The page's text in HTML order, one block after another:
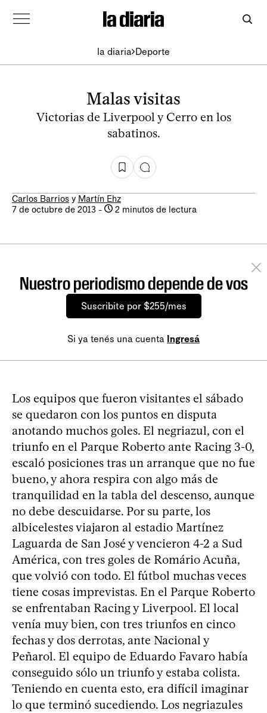
la diaria Deporte
Malas visitas
Victorias de Liverpool y Cerro en los
sabatinos.
Carlos Barrios y Martín Ehz
7 de octubre de 2013 - 2 minutos de lectura
Nuestro periodismo depende de vos
Suscribite por $255/mes
Si ya tenés una cuenta Ingresá
Los equipos que fueron visitantes el sábado
se quedaron con los puntos en disputa
anotando muchos goles. El negriazul, con el
triunfo en el Parque Roberto ante Racing 3-0,
escaló posiciones tras un arranque que no fue
bueno, y ahora respira con algo más de
tranquilidad en la tabla del descenso, aunque
no debe descuidarse. Por su parte, los
albicelestes viajaron al estadio Martínez
Laguarda de San José y vencieron 4-2 a Sud
América, con tres goles de Romário Acuña,
que volvió con todo. El fútbol muchas veces
tiene cosas imprevistas. En el Parque Roberto
se enfrentaban Racing y Liverpool. El local
venía muy bien, con tres triunfos en cinco
fechas y dos derrotas, ante Nacional y
Peñarol. El equipo de Eduardo Favaro había
conseguido sólo un triunfo y estaba colista.
Teniendo en cuenta esto, era difícil imaginar
lo que terminó sucediendo. Los negriazules